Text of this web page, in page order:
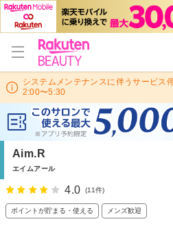
システムメンテナンスに伴うサービス
2:00〜5:30
Aim.R
エイムアール
4.0 (11件)
ポイントが貯まる・使える メンズ歓迎